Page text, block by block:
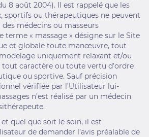
8 août 2004). Il est rappelé que les
sportifs ou thérapeutiques ne peuvent
médecins ou masseurs
terme « massage » désigne sur le Site
et globale toute manœuvre, tout
uniquement relaxant et/ou
caractère ou toute vertu d’ordre
ou sportive. Sauf précision
vérifiée par l’Utilisateur lui-
n’est réalisé par un médecin
et quel que soit le soin, il est
de demander l’avis préalable de